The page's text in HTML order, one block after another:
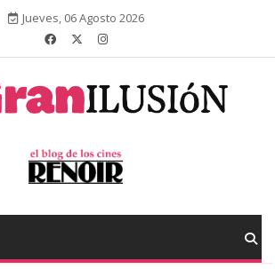
Jueves, 06 Agosto 2026